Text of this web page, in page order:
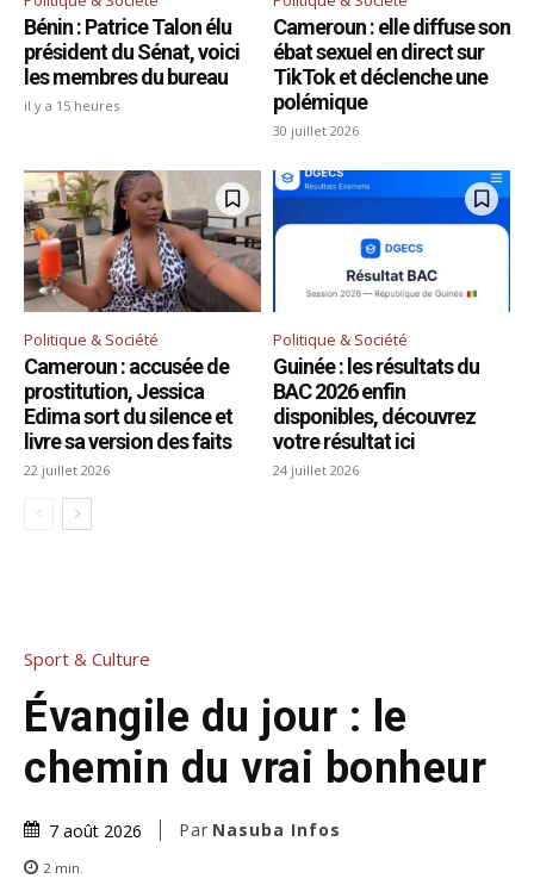
Bénin : Patrice Talon élu
président du Sénat, voici
les membres du bureau
il y a 15 heures
Cameroun : elle diffuse son
ébat sexuel en direct sur
TikTok et déclenche une
polémique
30 juillet 2026
Politique & Société
Cameroun : accusée de
prostitution, Jessica
Edima sort du silence et
livre sa version des faits
22 juillet 2026
Politique & Société
Guinée : les résultats du
BAC 2026 enfin
disponibles, découvrez
votre résultat ici
24 juillet 2026